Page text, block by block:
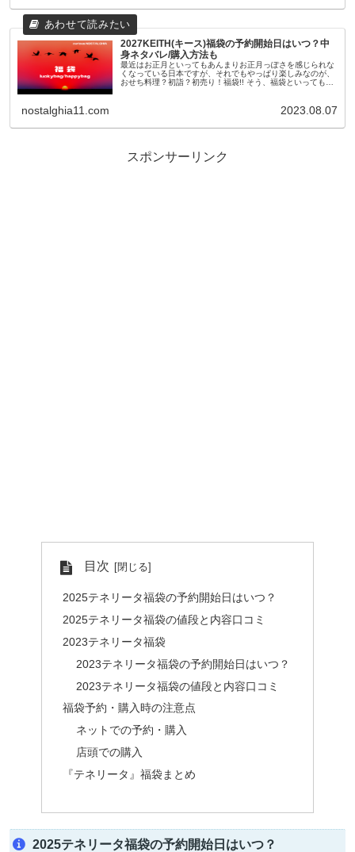
2027KEITH(キース)福袋の予約開始日はいつ？中
身ネタバレ/購入方法も
最近はお正月といってもあんまりお正月っぽさを感じられな
くなっている日本ですが、それでもやっぱり楽しみなのが、
おせち料理？初詣？初売り！福袋!! そう、福袋といっても最
nostalghia11.com 2023.08.07
スポンサーリンク
目次
2025テネリータ福袋の予約開始日はいつ？
2025テネリータ福袋の値段と内容口コミ
2023テネリータ福袋
2023テネリータ福袋の予約開始日はいつ？
2023テネリータ福袋の値段と内容口コミ
福袋予約・購入時の注意点
ネットでの予約・購入
店頭での購入
『テネリータ』福袋まとめ
2025テネリータ福袋の予約開始日はいつ？